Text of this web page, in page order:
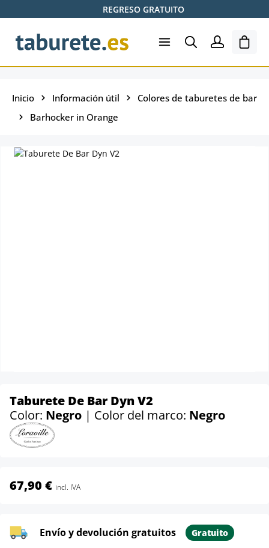
Saltar al contenido principalREGRESO GRATUITO
El
Inicio Información útil
Colores de taburetes de bar
Barhocker in Orange
Taburete De Bar Dyn V2
Color: Negro | Color del marco: Negro
67,90 € incl. IVA
Envío y devolución gratuitos Gratuito